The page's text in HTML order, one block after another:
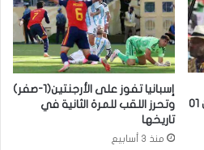
الإفريقية من التأشيرة اعتبارا من 01
إسبانيا تفوز على الأرجنتين(1-صفر)
وتحرز اللقب للمرة الثانية في
تاريخها
منذ 3 أسابيع